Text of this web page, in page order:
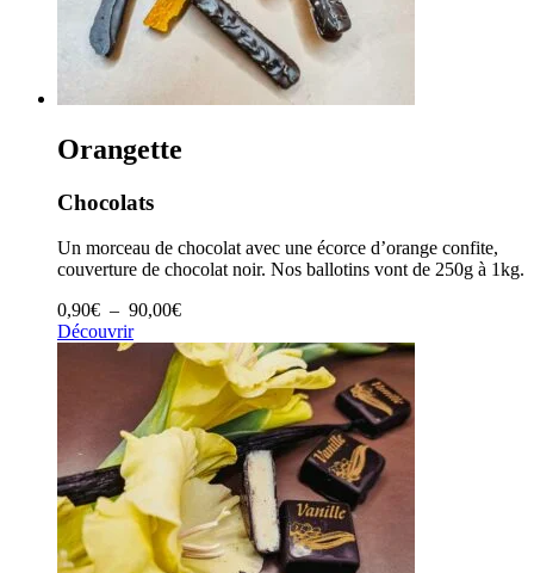
Orangette
Chocolats
Un morceau de chocolat avec une écorce d’orange confite,
couverture de chocolat noir. Nos ballotins vont de 250g à 1kg.
0,90€ – 90,00€Plage
prix :
0,90€
à
90,00€
Découvrir